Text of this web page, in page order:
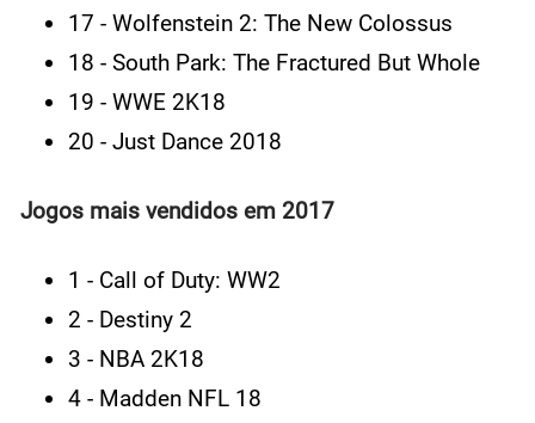
17 - Wolfenstein 2: The New Colossus
18 - South Park: The Fractured But Whole
19 - WWE 2K18
20 - Just Dance 2018
Jogos mais vendidos em 2017
1 - Call of Duty: WW2
2 - Destiny 2
3 - NBA 2K18
4 - Madden NFL 18